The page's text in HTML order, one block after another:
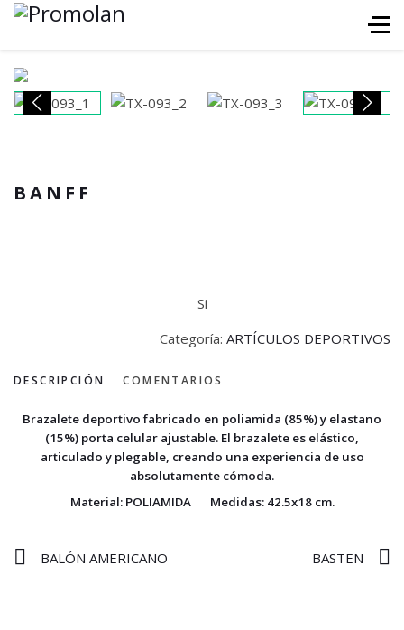
BANFF
Si
Categoría: ARTÍCULOS DEPORTIVOS
DESCRIPCIÓN COMENTARIOS
Brazalete deportivo fabricado en poliamida (85%) y elastano
(15%) porta celular ajustable. El brazalete es elástico,
articulado y plegable, creando una experiencia de uso
absolutamente cómoda.
Material:POLIAMIDA Medidas:42.5x18 cm.
BALÓN AMERICANO BASTEN